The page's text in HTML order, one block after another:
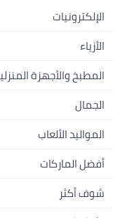
الإلكترونيات
الهواتف المتحركة
أجهزة الكمبيوتر
التلفزيونات
أجهزة الألعاب
إكسسوارات الجوال
الأجهزة القابلة للارتداء
الأزياء
أحذية رياضية رجالية
الساعات
حقائب الظهر
بلوزات نسائية
النظارات
المطبخ والأجهزة
الأجهزة الكبيرة
التخزين
الأثاث
أدوات الطبخ
الجمال
العطور
العناية بالشعر
العناية الشخصية
المواليد الألعاب
أثاث الأطفال
الحفاضات
أفضل الماركات
أبل
شوف أكثر